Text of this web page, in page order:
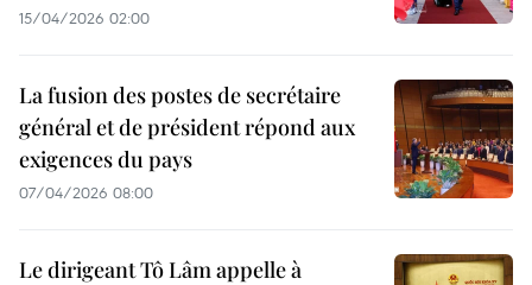
15/04/2026 02:00
La fusion des postes de secrétaire
général et de président répond aux
exigences du pays
07/04/2026 08:00
Le dirigeant Tô Lâm appelle à